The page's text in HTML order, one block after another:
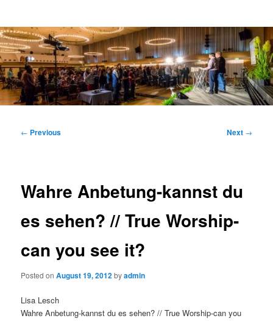
Post
← Previous Next →
Wahre Anbetung-kannst du
es sehen? // True Worship-
can you see it?
Posted onAugust 19, 2012byadmin
Lisa Lesch
Wahre Anbetung-kannst du es sehen? // True Worship-can you